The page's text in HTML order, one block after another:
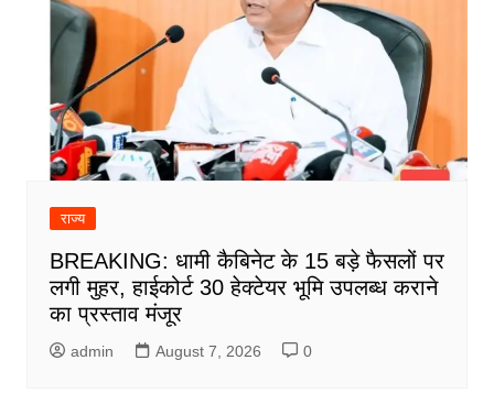
राज्य
BREAKING: धामी कैबिनेट के 15 बड़े फैसलों पर
लगी मुहर, हाईकोर्ट 30 हेक्टेयर भूमि उपलब्ध कराने
का प्रस्ताव मंजूर
admin August 7, 2026 0